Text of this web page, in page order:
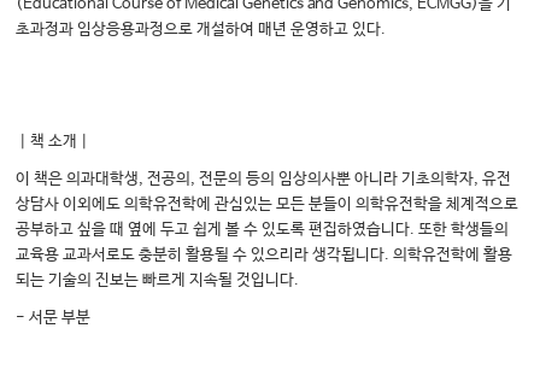
(Educational Course of Medical Genetics and Genomics, ECMGG)을 기
초과정과 임상응용과정으로 개설하여 매년 운영하고 있다.
｜책 소개｜
이 책은 의과대학생, 전공의, 전문의 등의 임상의사뿐 아니라 기초의학자, 유전
상담사 이외에도 의학유전학에 관심있는 모든 분들이 의학유전학을 체계적으로
공부하고 싶을 때 옆에 두고 쉽게 볼 수 있도록 편집하였습니다. 또한 학생들의
교육용 교과서로도 충분히 활용될 수 있으리라 생각됩니다. 의학유전학에 활용
되는 기술의 진보는 빠르게 지속될 것입니다.
- 서문 부분